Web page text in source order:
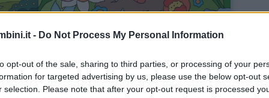
- Do Not Process My Personal Information
opt-out of the sale, sharing to third parties, or processing of your
for targeted advertising by us, please use the below opt-out
selection. Please note that after your opt-out request is processed
Il giardino delle emozioni
€ 12,97